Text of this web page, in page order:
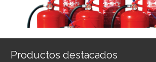
Productos destacados